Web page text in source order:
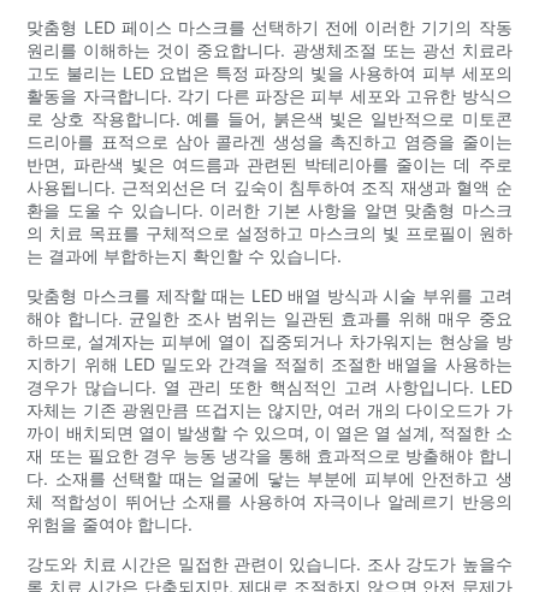
맞춤형 LED 페이스 마스크를 선택하기 전에 이러한 기기의 작동
원리를 이해하는 것이 중요합니다. 광생체조절 또는 광선 치료라
고도 불리는 LED 요법은 특정 파장의 빛을 사용하여 피부 세포의
활동을 자극합니다. 각기 다른 파장은 피부 세포와 고유한 방식으
로 상호 작용합니다. 예를 들어, 붉은색 빛은 일반적으로 미토콘
드리아를 표적으로 삼아 콜라겐 생성을 촉진하고 염증을 줄이는
반면, 파란색 빛은 여드름과 관련된 박테리아를 줄이는 데 주로
사용됩니다. 근적외선은 더 깊숙이 침투하여 조직 재생과 혈액 순
환을 도울 수 있습니다. 이러한 기본 사항을 알면 맞춤형 마스크
의 치료 목표를 구체적으로 설정하고 마스크의 빛 프로필이 원하
는 결과에 부합하는지 확인할 수 있습니다.
맞춤형 마스크를 제작할 때는 LED 배열 방식과 시술 부위를 고려
해야 합니다. 균일한 조사 범위는 일관된 효과를 위해 매우 중요
하므로, 설계자는 피부에 열이 집중되거나 차가워지는 현상을 방
지하기 위해 LED 밀도와 간격을 적절히 조절한 배열을 사용하는
경우가 많습니다. 열 관리 또한 핵심적인 고려 사항입니다. LED
자체는 기존 광원만큼 뜨겁지는 않지만, 여러 개의 다이오드가 가
까이 배치되면 열이 발생할 수 있으며, 이 열은 열 설계, 적절한 소
재 또는 필요한 경우 능동 냉각을 통해 효과적으로 방출해야 합니
다. 소재를 선택할 때는 얼굴에 닿는 부분에 피부에 안전하고 생
체 적합성이 뛰어난 소재를 사용하여 자극이나 알레르기 반응의
위험을 줄여야 합니다.
강도와 치료 시간은 밀접한 관련이 있습니다. 조사 강도가 높을수
록 치료 시간은 단축되지만, 제대로 조절하지 않으면 안전 문제가